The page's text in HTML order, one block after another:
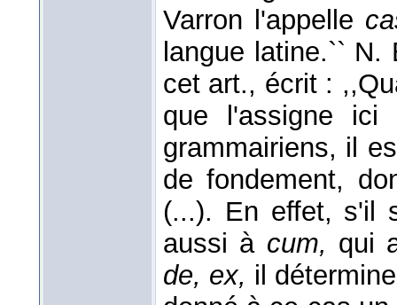
Varron l'appelle
langue latine.`` N.
cet art., écrit :
que l'assigne
grammairiens, il
de fondement,
(...). En effet, s'il
aussi à cum, qui
de, ex, il